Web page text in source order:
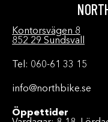
Kontorsvägen 8
852 29 Sundsvall
Tel: 060-61 33 15
info@northbike.se
Öppettider